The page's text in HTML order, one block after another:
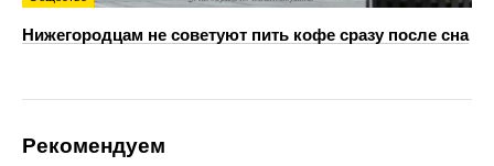
Нижегородцам не советуют пить кофе сразу после сна
Рекомендуем